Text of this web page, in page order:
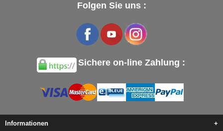
Folgen Sie uns :
Sichere on-line Zahlung :
Informationen +